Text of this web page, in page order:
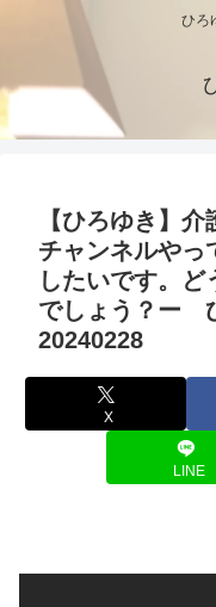
ひろ
【ひろゆき】
チャンネルやっ
したいです。
でしょう？ー
20240228
X
LINE